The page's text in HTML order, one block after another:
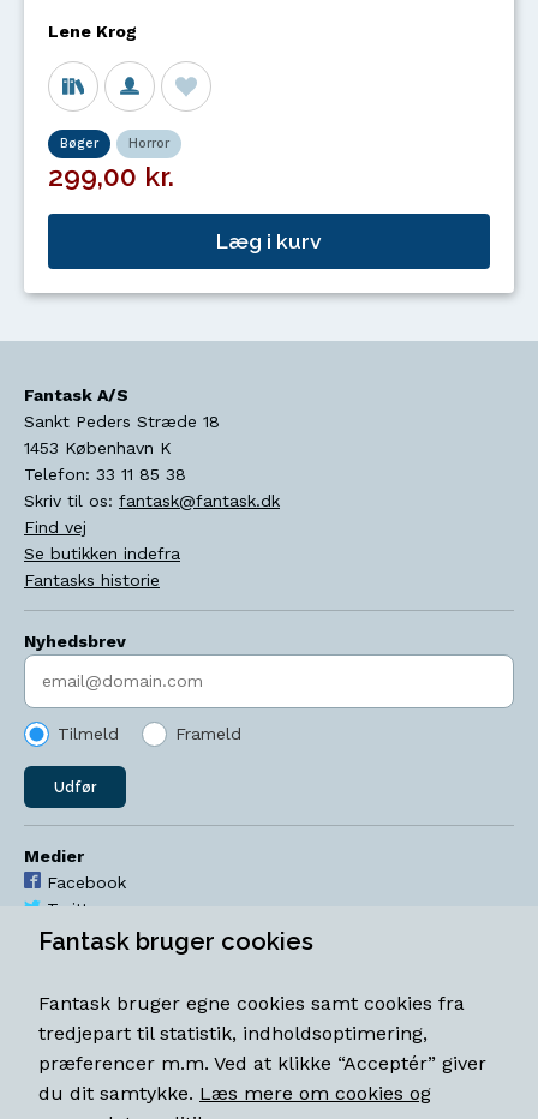
Lene Krog
Bøger Horror
299,00 kr.
Læg i kurv
Fantask A/S
Sankt Peders Stræde 18
1453 København K
Telefon: 33 11 85 38
Skriv til os: fantask@fantask.dk
Find vej
Se butikken indefra
Fantasks historie
Nyhedsbrev
Indtast søgeord
Tilmeld Frameld
Udfør
Medier
Facebook
Twitter
YouTube
Åbningstider
Mandag-torsdag 11-18
Fredag 11-18.30
Lørdag 11-15
Fantask bruger cookies
Fantask bruger egne cookies samt cookies fra
tredjepart til statistik, indholdsoptimering,
præferencer m.m. Ved at klikke “Acceptér” giver
du dit samtykke. Læs mere om cookies og